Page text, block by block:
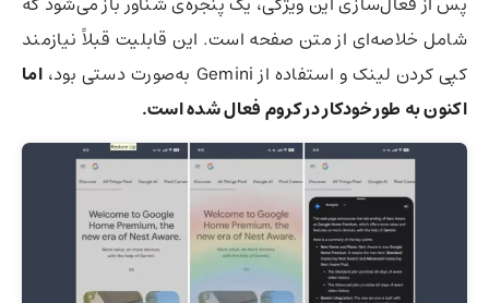
شامل خلاصه‌ای از متن صفحه است. این قابلیت قبلاً نیازمند
کپی کردن لینک و استفاده از Gemini به‌صورت دستی بود،
اما
اکنون به طور خودکار در کروم فعال شده است.